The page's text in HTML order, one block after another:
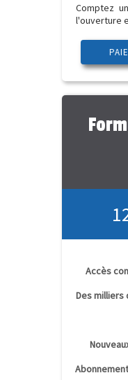
Comptez
l'ouverture
Accès
Des milliers